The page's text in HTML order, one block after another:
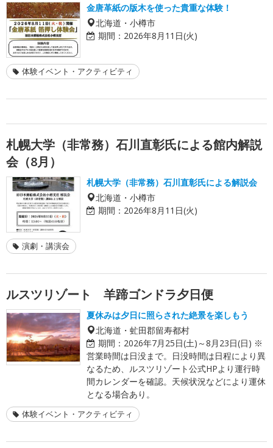
金唐革紙の版木を使った貴重な体験！
北海道・小樽市
期間： 2026年8月11日(火)
体験イベント・アクティビティ
札幌大学（非常務）石川直彰氏による館内解説
会（8月）
札幌大学（非常務）石川直彰氏による解説会
北海道・小樽市
期間： 2026年8月11日(火)
演劇・講演会
ルスツリゾート 羊蹄ゴンドラ夕日便
夏休みは夕日に照らされた絶景を楽しもう
北海道・虻田郡留寿都村
期間： 2026年7月25日(土)～8月23日(日) ※
営業時間は日没まで。日没時間は日程により異
なるため、ルスツリゾート公式HPより運行時
間カレンダーを確認。天候状況などにより運休
となる場合あり。
体験イベント・アクティビティ